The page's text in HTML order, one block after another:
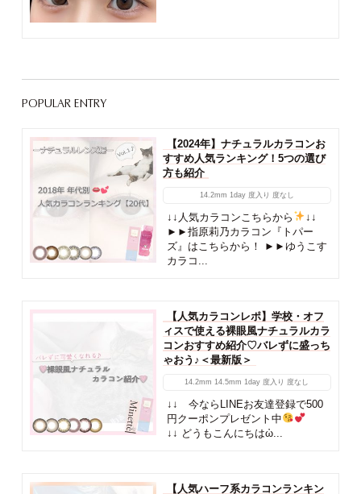
POPULAR ENTRY
【2024年】ナチュラルカラコンお
すすめ人気ランキング！5つの選び
方も紹介
14.2mm 1day 度入り 度なし
↓↓人気カラコンこちらから
↓↓
►►指原莉乃カラコン『トパー
ズ』はこちらから！ ►►ゆうこす
カラコ...
【人気カラコンレポ】学校・オフ
ィスで使える裸眼風ナチュラルカラ
コンおすすめ紹介♡バレずに盛っち
ゃおう♪＜最新版＞
14.2mm 14.5mm 1day 度入り 度なし
↓↓ 今ならLINEお友達登録で500
円クーポンプレゼント中
↓↓ どうもこんにちはὠ...
【人気ハーフ系カラコンランキン